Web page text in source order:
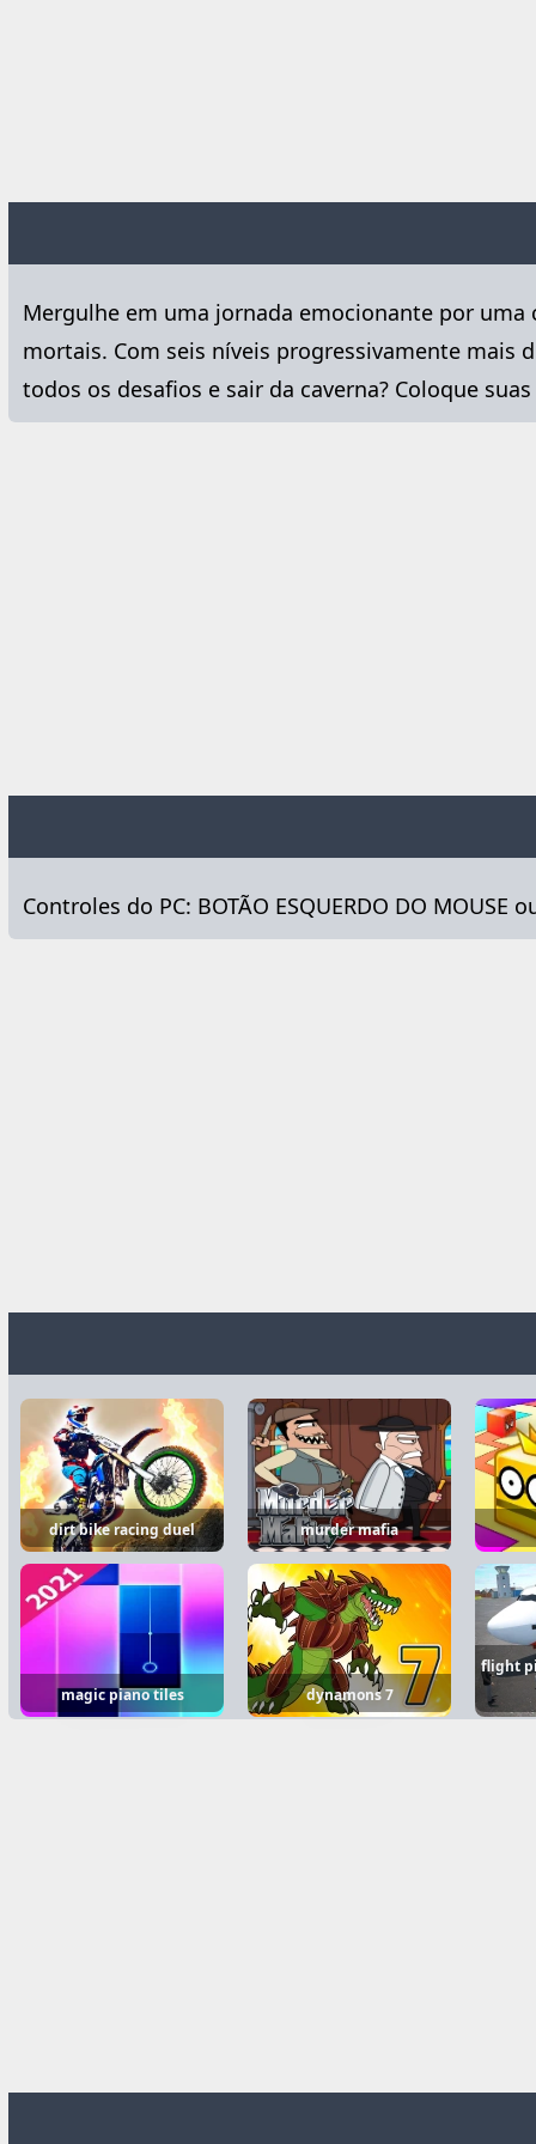
Mergulhe em uma jornada emocionante por
mortais. Com seis níveis progressivamente mais
todos os desafios e sair da caverna? Coloque
Controles do PC: BOTÃO ESQUERDO DO
dirt bike racing duel murder mafia
magic piano tiles dynamons 7
flight